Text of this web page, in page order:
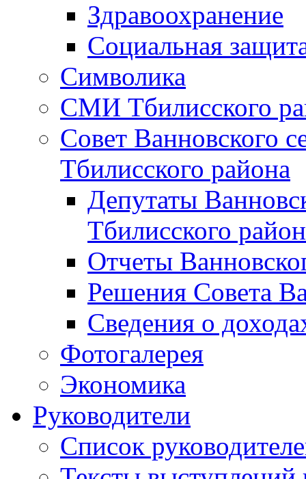
Здравоохранение
Социальная
Символика
СМИ Тбилисского
Совет Ванновского
Тбилисского района
Депутаты
Тбилисского
Отчеты
Решения Совета
Сведения о
Фотогалерея
Экономика
Руководители
Список